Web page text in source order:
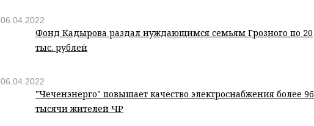
06.04.2022
Фонд Кадырова раздал нуждающимся семьям Грозного по 20
тыс. рублей
06.04.2022
"Чеченэнерго" повышает качество электроснабжения более 96
тысячи жителей ЧР